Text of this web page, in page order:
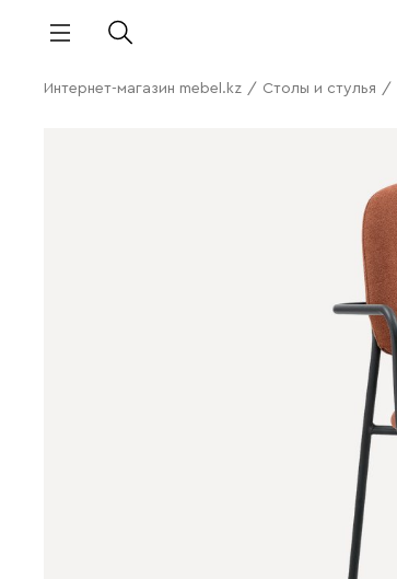
Интернет-магазин mebel.kz / Столы и стулья /